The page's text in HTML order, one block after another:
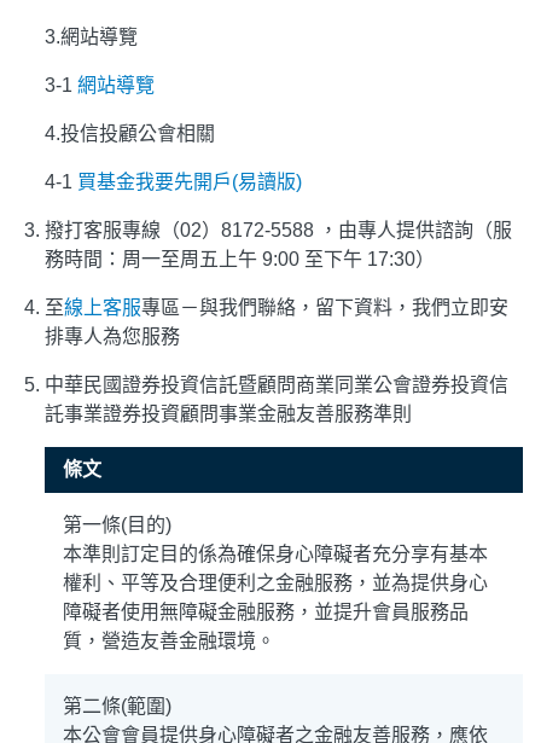
3.網站導覽
3-1 網站導覽
4.投信投顧公會相關
4-1 買基金我要先開戶(易讀版)
撥打客服專線（02）8172-5588 ，由專人提供諮詢（服
務時間：周一至周五上午 9:00 至下午 17:30）
至線上客服專區－與我們聯絡，留下資料，我們立即安
排專人為您服務
中華民國證券投資信託暨顧問商業同業公會證券投資信
託事業證券投資顧問事業金融友善服務準則
條文
第一條(目的)
本準則訂定目的係為確保身心障礙者充分享有基本
權利、平等及合理便利之金融服務，並為提供身心
障礙者使用無障礙金融服務，並提升會員服務品
質，營造友善金融環境。
第二條(範圍)
本公會會員提供身心障礙者之金融友善服務，應依